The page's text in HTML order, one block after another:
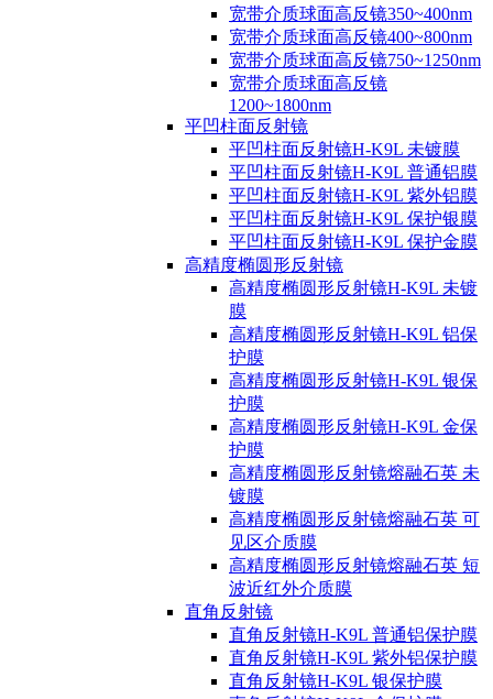
宽带介质球面高反镜350~400nm
宽带介质球面高反镜400~800nm
宽带介质球面高反镜750~1250nm
宽带介质球面高反镜
1200~1800nm
平凹柱面反射镜
平凹柱面反射镜H-K9L 未镀膜
平凹柱面反射镜H-K9L 普通铝膜
平凹柱面反射镜H-K9L 紫外铝膜
平凹柱面反射镜H-K9L 保护银膜
平凹柱面反射镜H-K9L 保护金膜
高精度椭圆形反射镜
高精度椭圆形反射镜H-K9L 未镀
膜
高精度椭圆形反射镜H-K9L 铝保
护膜
高精度椭圆形反射镜H-K9L 银保
护膜
高精度椭圆形反射镜H-K9L 金保
护膜
高精度椭圆形反射镜熔融石英 未
镀膜
高精度椭圆形反射镜熔融石英 可
见区介质膜
高精度椭圆形反射镜熔融石英 短
波近红外介质膜
直角反射镜
直角反射镜H-K9L 普通铝保护膜
直角反射镜H-K9L 紫外铝保护膜
直角反射镜H-K9L 银保护膜